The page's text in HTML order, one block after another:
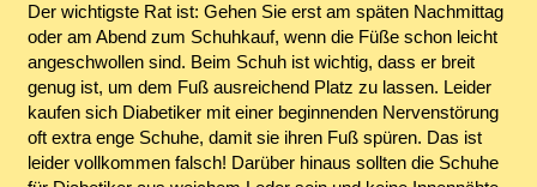
Der wichtigste Rat ist: Gehen Sie erst am späten Nachmittag
oder am Abend zum Schuhkauf, wenn die Füße schon leicht
angeschwollen sind. Beim Schuh ist wichtig, dass er breit
genug ist, um dem Fuß ausreichend Platz zu lassen. Leider
kaufen sich Diabetiker mit einer beginnenden Nervenstörung
oft extra enge Schuhe, damit sie ihren Fuß spüren. Das ist
leider vollkommen falsch! Darüber hinaus sollten die Schuhe